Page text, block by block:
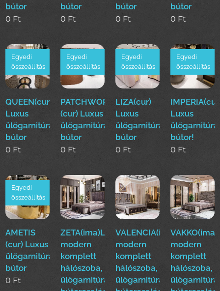
bútor
0 Ft
bútor
0 Ft
bútor
0 Ft
bútor
0 Ft
QUEEN(cur)
Luxus
ülőgarnitúra
bútor
Egyedi
összeállítás
0 Ft
PATCHWORK
(cur) Luxus
ülőgarnitúra
bútor
Egyedi
összeállítás
0 Ft
LIZA(cur)
Luxus
ülőgarnitúra
bútor
Egyedi
összeállítás
0 Ft
Luxus
ülőgarnitúra
bútor!
Egyedi
összeállítás
0 Ft
AMETIS
(cur) Luxus
ülőgarnitúra
bútor
Egyedi
összeállítás
0 Ft
ZETA(ima)Luxus
modern
komplett
hálószoba,
ülőgarnitúra,étkező
VALENCIA(ima)Luxus
modern
komplett
hálószoba,
ülőgarnitúra,étkező
modern
komplett
hálószoba,